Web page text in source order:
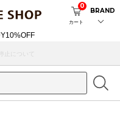
カート
0
BRAND
について